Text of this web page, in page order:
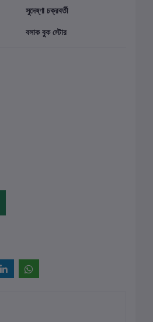
সুদেষ্ণা চক্রবর্তী
বসাক বুক স্টোর